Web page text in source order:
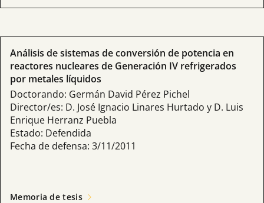
Análisis de sistemas de conversión de potencia en
reactores nucleares de Generación IV refrigerados
por metales líquidos
Doctorando: Germán David Pérez Pichel
Director/es: D. José Ignacio Linares Hurtado y D. Luis
Enrique Herranz Puebla
Estado: Defendida
Fecha de defensa: 3/11/2011
Memoria de tesis